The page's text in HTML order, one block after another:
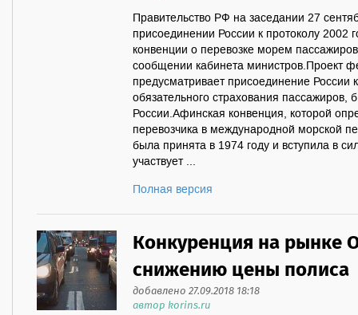
Правительство РФ на заседании 27
присоединении России к протоколу 2002
конвенции о перевозке морем
сообщении кабинета министров.Проект
предусматривает присоединение России
обязательного страхования
России.Афинская конвенция, которой
перевозчика в международной морской
была принята в 1974 году и вступила в
участвует ...
Полная версия
Конкуренция на рынке
снижению цены полиса
добавлено 27.09.2018 18:18
автор korins.ru